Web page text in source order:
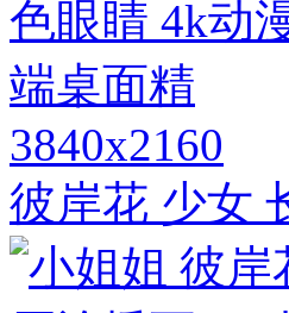
3840x2160
彼岸花 少女